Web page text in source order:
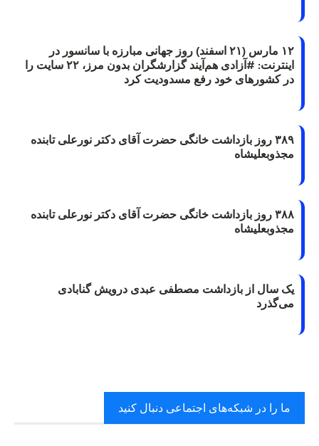
۱۲ مارس (۲۱ اسفند) روز جهانی مبارزه با سانسور در
اینترنت: #آزادی هم‌آیند گزارشگران‌ بدون مرز، ۲۲ سایت را
در کشورهای خود رفع مسدودیت کرد
۳۸۹ روز بازداشت خانگی حضرت آقای دکتر نورعلی تابنده
مجذوبعلیشاه
۳۸۸ روز بازداشت خانگی حضرت آقای دکتر نورعلی تابنده
مجذوبعلیشاه
یک سال از بازداشت مصطفی عبدی درویش گنابادی
می‌گذرد
ما را در شبکه‌های اجتماعی دنبال کنید